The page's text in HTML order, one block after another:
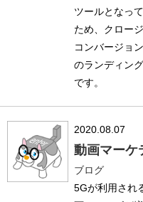
ツールとなっ
ため、クロー
コンバージョ
のランディン
です。
2020.08.07
動画マーケ
ブログ
5Gが利用され